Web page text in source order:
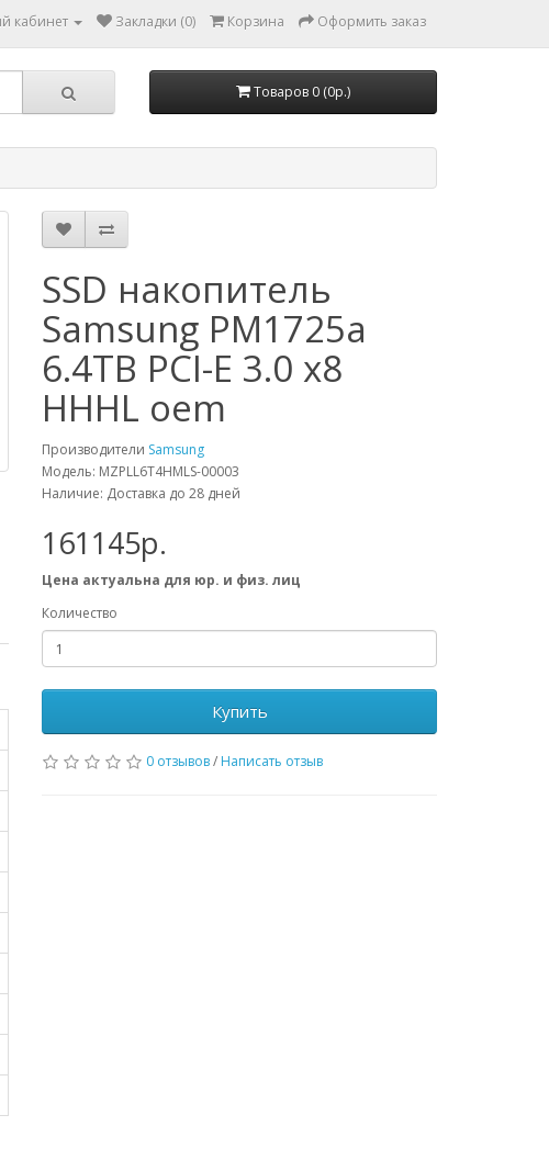
кабинет Закладки (0) Корзина Оформить заказ
Товаров 0 (0р.)
SSD накопитель
Samsung PM1725a
6.4TB PCI-E 3.0 x8
HHHL oem
Производители Samsung
Модель: MZPLL6T4HMLS-00003
Наличие: Доставка до 28 дней
161145р.
Цена актуальна для юр. и физ. лиц
Количество
Купить
0 отзывов/ Написать отзыв